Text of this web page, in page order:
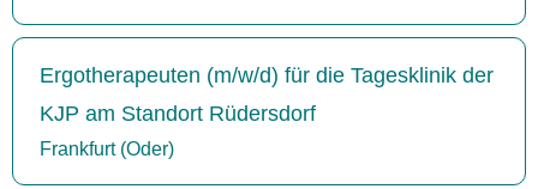
Ergotherapeuten (m/w/d) für die Tagesklinik der
KJP am Standort Rüdersdorf
Frankfurt (Oder)